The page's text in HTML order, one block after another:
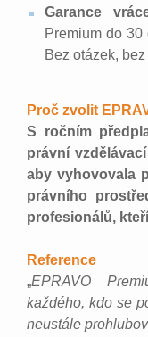
Garance
Premium do 30
Bez otázek,
Proč zvolit
S ročním
právní
aby vyhovovala
právního
profesionálů,
Reference
„EPRAVO
každého, kdo se
neustále